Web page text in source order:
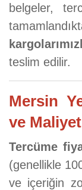
belgeler,
teslim edilir.
Mersin
ve
Tercüme
(genellikle
ve içeriğin